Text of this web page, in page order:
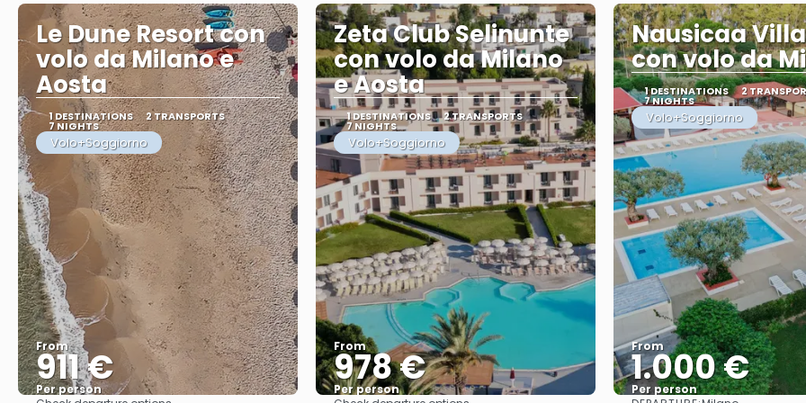
Le Dune Resort con
volo da Milano e
Aosta
1 DESTINATIONS 2 TRANSPORTS
7 NIGHTS
Volo+Soggiorno
From
911 €
Per person
Zeta Club Selinunte
con volo da Milano
e Aosta
1 DESTINATIONS 2 TRANSPORTS
7 NIGHTS
Volo+Soggiorno
From
978 €
Per person
Nausicaa
con volo da
1 DESTINATIONS 2
7 NIGHTS
Volo+Soggiorno
From
1.000 €
Per person